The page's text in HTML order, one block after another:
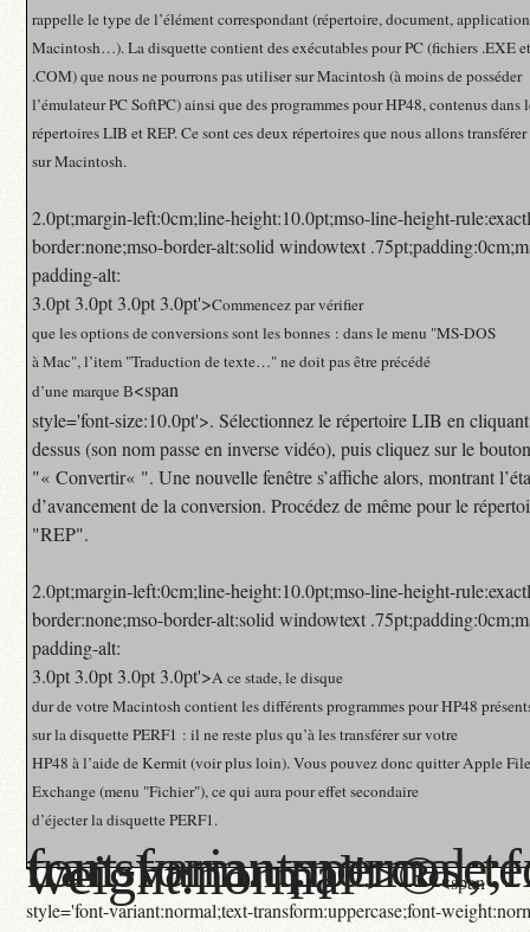
rappelle le type de l’élément correspondant (répertoire, document, application
Macintosh…). La disquette contient des exécutables pour PC (fichiers .EXE
.COM) que nous ne pourrons pas utiliser sur Macintosh (à moins de posséder
l’émulateur PC SoftPC) ainsi que des programmes pour HP48, contenus dans
répertoires LIB et REP. Ce sont ces deux répertoires que nous allons transférer
sur Macintosh.
2.0pt;margin-left:0cm;line-height:10.0pt;mso-line-height-
border:none;mso-border-alt:solid windowtext
padding-alt:
3.0pt 3.0pt 3.0pt 3.0pt'>Commencez par vérifier
que les options de conversions sont les bonnes : dans le menu "MS-DOS
à Mac", l’item "Traduction de texte…" ne doit pas être précédé
d’une marqueB<span
style='font-size:10.0pt'>. Sélectionnez le répertoire LIB en
dessus (son nom passe en inverse vidéo), puis cliquez sur le
"« Convertir« ". Une nouvelle fenêtre s’affiche alors, montrant
d’avancement de la conversion. Procédez de même pour le
"REP".
2.0pt;margin-left:0cm;line-height:10.0pt;mso-line-height-
border:none;mso-border-alt:solid windowtext
padding-alt:
3.0pt 3.0pt 3.0pt 3.0pt'>A ce stade, le disque
dur de votre Macintosh contient les différents programmes pour HP48
sur la disquette PERF1 : il ne reste plus qu’à les transférer sur votre
HP48 à l’aide de Kermit (voir plus loin). Vous pouvez donc quitter Apple
Exchange (menu "Fichier"), ce qui aura pour effet secondaire
d’éjecter la disquette PERF1.
font-variant:normal;text-
weight:normal'>®<span
style='font-variant:normal;text-transform:uppercase;font-